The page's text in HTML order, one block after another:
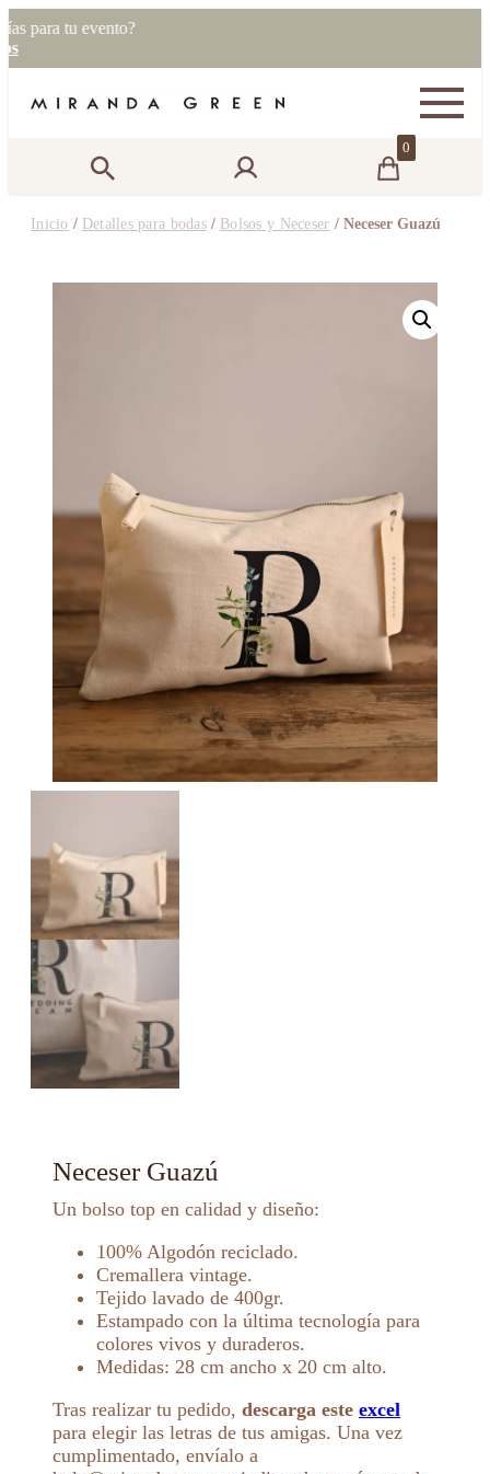
tu evento?
0
Inicio / Detalles para bodas / Bolsos y Neceser / Neceser Guazú
Neceser Guazú
Un bolso top en calidad y diseño:
100% Algodón reciclado.
Cremallera vintage.
Tejido lavado de 400gr.
Estampado con la última tecnología para
colores vivos y duraderos.
Medidas: 28 cm ancho x 20 cm alto.
Tras realizar tu pedido, descarga este excel
para elegir las letras de tus amigas. Una vez
cumplimentado, envíalo a